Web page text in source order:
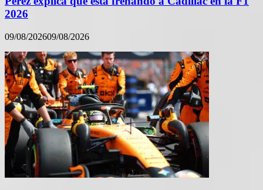
2026
09/08/202609/08/2026